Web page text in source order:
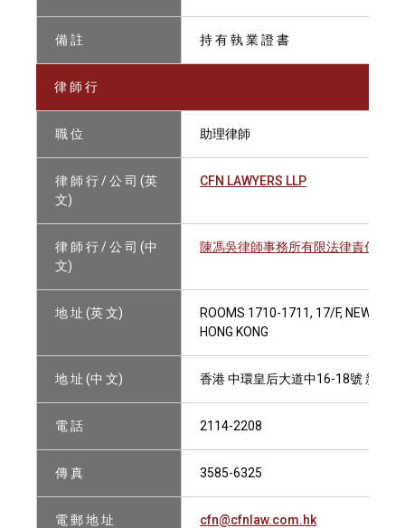
備 註 持 有 執 業 證 書
律 師 行
職 位 助理律師
律 師 行 / 公 司 (英
文)
CFN LAWYERS LLP
律 師 行 / 公 司 (中
文)
陳馮吳律師事務所有限法律責任合夥
地 址 (英 文)
ROOMS 1710-1711, 17/F, NEW
HONG KONG
地 址 (中 文) 香港 中環皇后大道中16-18號 新世
電 話 2114-2208
傳 真 3585-6325
電 郵 地 址 cfn@cfnlaw.com.hk